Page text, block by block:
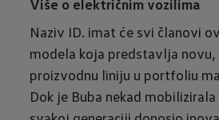
Više o električnim vozilima
Naziv ID. imat će svi članovi
modela koja predstavlja novu,
proizvodnu liniju u portfoliu
Dok je Buba nekad